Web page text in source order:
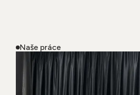
Naše práce